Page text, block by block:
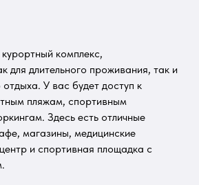
комплекс,
для длительного проживания, так и
У вас будет доступ к
пляжам, спортивным
Здесь есть отличные
магазины, медицинские
и спортивная площадка с